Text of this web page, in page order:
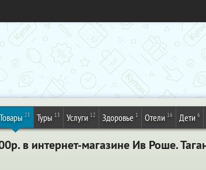
Товары 25 Туры 13 Услуги 12 Здоровье 1 Отели 16 Дети 6
в интернет-магазине Ив Роше.